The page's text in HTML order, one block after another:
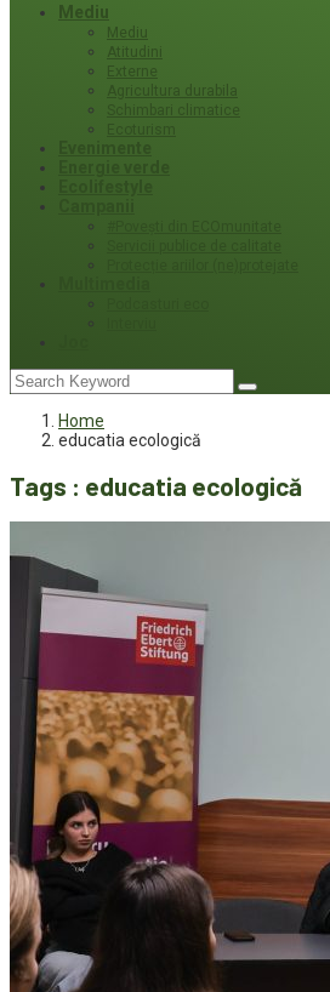
Mediu
Mediu
Atitudini
Externe
Agricultura durabila
Schimbari climatice
Ecoturism
Home
educatia ecologică
Tags : educatia ecologică